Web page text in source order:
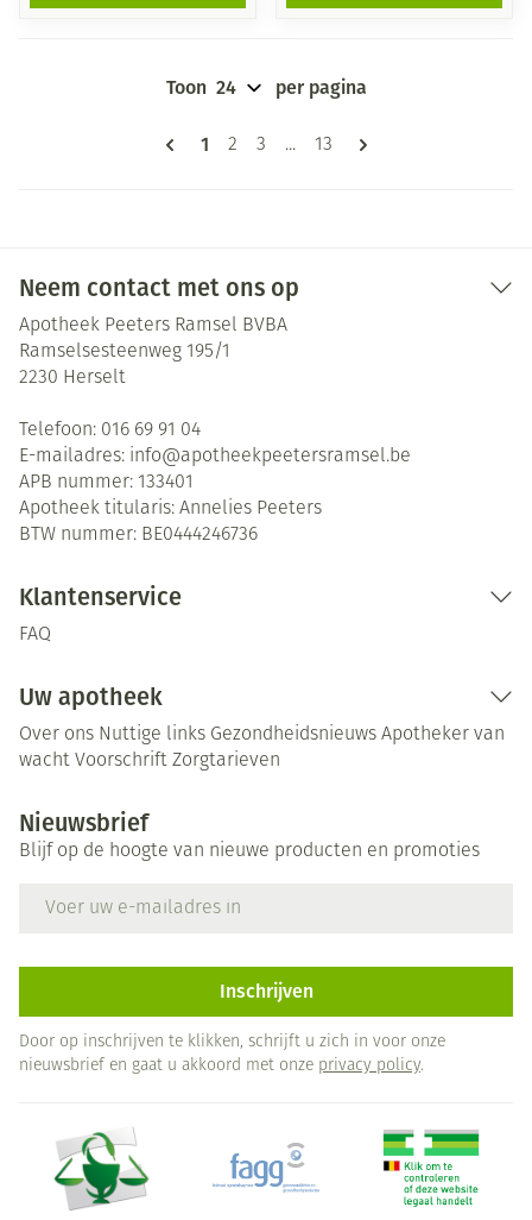
Pagina's
U lees momenteel pagina
1 Pagina
2 Pagina
3 ... Pagina
13
Toon per pagina
Neem contact met ons op
Apotheek Peeters Ramsel BVBA
Ramselsesteenweg 195/1
2230 Herselt
Telefoon: 016 69 91 04
E-mailadres: info@apotheekpeetersramsel.be
APB nummer: 133401
Apotheek titularis: Annelies Peeters
BTW nummer: BE0444246736
Klantenservice
FAQ
Uw apotheek
Over ons Nuttige links Gezondheidsnieuws Apotheker van
wacht Voorschrift Zorgtarieven
Nieuwsbrief
Blijf op de hoogte van nieuwe producten en promoties
Inschrijven
Door op inschrijven te klikken, schrijft u zich in voor onze
nieuwsbrief en gaat u akkoord met onze privacy policy.